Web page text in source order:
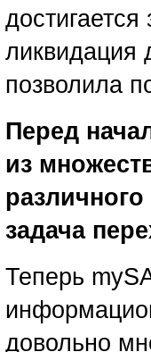
ликвидация
позволила
Перед
из
задача
Теперь
довольно